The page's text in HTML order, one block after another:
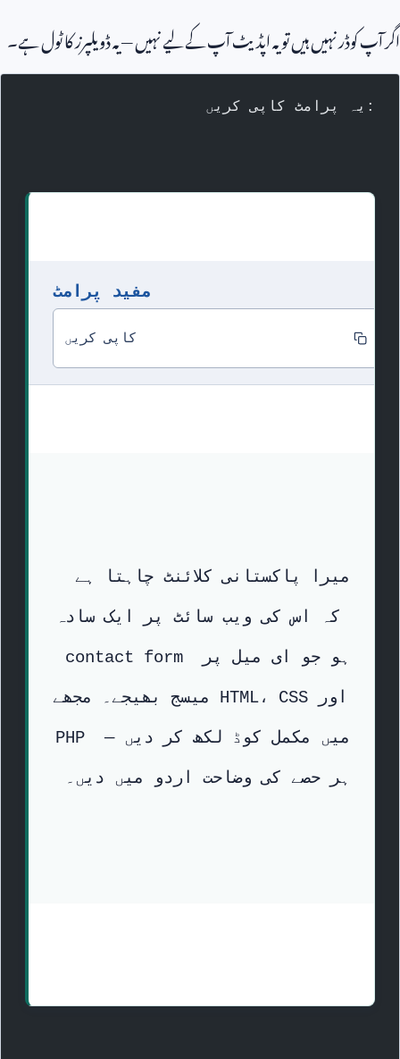
اگر آپ کوڈر نہیں ہیں تو یہ اپڈیٹ آپ کے لیے نہیں — یہ ڈویلپرز کا ٹول ہے۔
یہ پرامٹ کاپی کریں:
مفید پرامٹ
کہ اس کی ویب سائٹ پر ایک سادہ
contact form ہو جو ای میل پر
میسج بھیجے۔ مجھے HTML، CSS اور
PHP میں مکمل کوڈ لکھ کر دیں —
ہر حصے کی وضاحت اردو میں دیں۔